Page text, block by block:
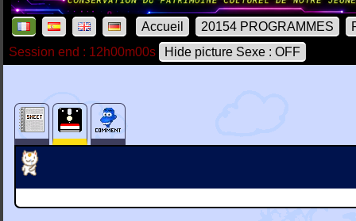
Accueil 20154 PROGRAMMES
Session end : 12h00m00s
Hide picture Sexe : OFF